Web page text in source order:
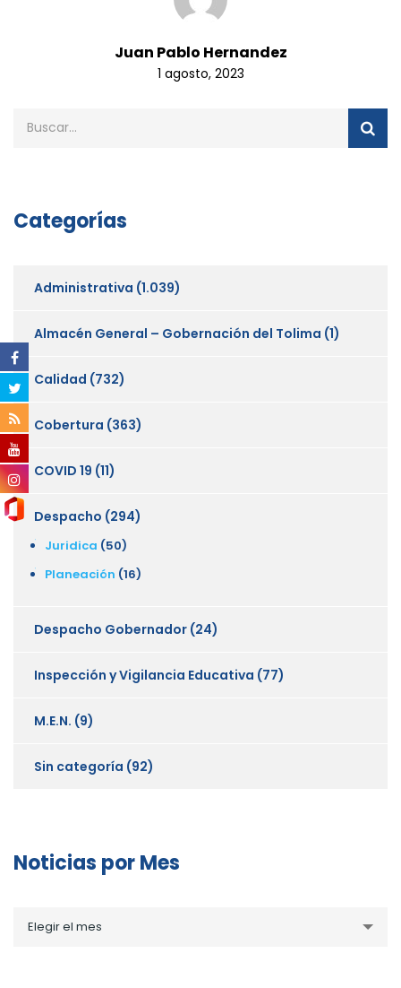
Juan Pablo Hernandez
1 agosto, 2023
Categorías
Administrativa (1.039)
Almacén General – Gobernación del Tolima (1)
Calidad (732)
Cobertura (363)
COVID 19 (11)
Despacho (294)
Juridica (50)
Planeación (16)
Despacho Gobernador (24)
Inspección y Vigilancia Educativa (77)
M.E.N. (9)
Sin categoría (92)
Noticias por Mes
porElegir el mes